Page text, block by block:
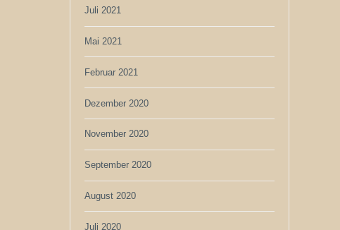
Juli 2021
Mai 2021
Februar 2021
Dezember 2020
November 2020
September 2020
August 2020
Juli 2020